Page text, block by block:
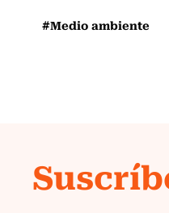
#Medio ambiente